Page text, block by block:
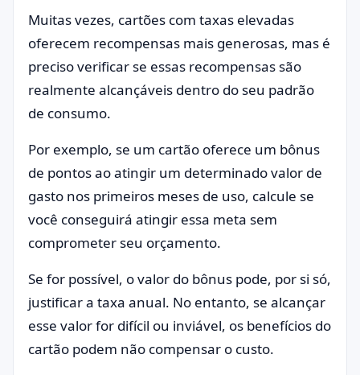
Muitas vezes, cartões com taxas elevadas
oferecem recompensas mais generosas, mas é
preciso verificar se essas recompensas são
realmente alcançáveis dentro do seu padrão
de consumo.
Por exemplo, se um cartão oferece um bônus
de pontos ao atingir um determinado valor de
gasto nos primeiros meses de uso, calcule se
você conseguirá atingir essa meta sem
comprometer seu orçamento.
Se for possível, o valor do bônus pode, por si só,
justificar a taxa anual. No entanto, se alcançar
esse valor for difícil ou inviável, os benefícios do
cartão podem não compensar o custo.